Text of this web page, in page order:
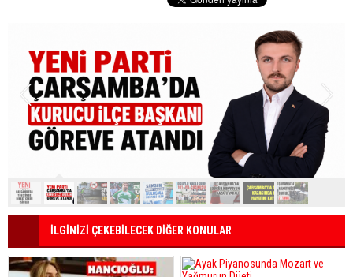
İLGİNİZİ ÇEKEBİLECEK DİĞER KONULAR